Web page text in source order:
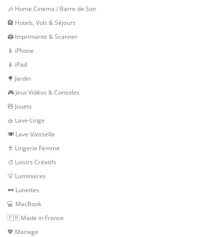
🎶 Home Cinema / Barre de Son
🏨 Hotels, Vols & Séjours
🖨 Imprimante & Scanner
📱 iPhone
📱 iPad
🌳 Jardin
🎮 Jeux Vidéos & Consoles
🧸 Jouets
🧺 Lave-Linge
🍽 Lave-Vaisselle
👙 Lingerie Femme
🎨 Loisirs Créatifs
💡 Luminaires
🕶 Lunettes
💻 MacBook
🇫🇷 Made in France
💖 Mariage